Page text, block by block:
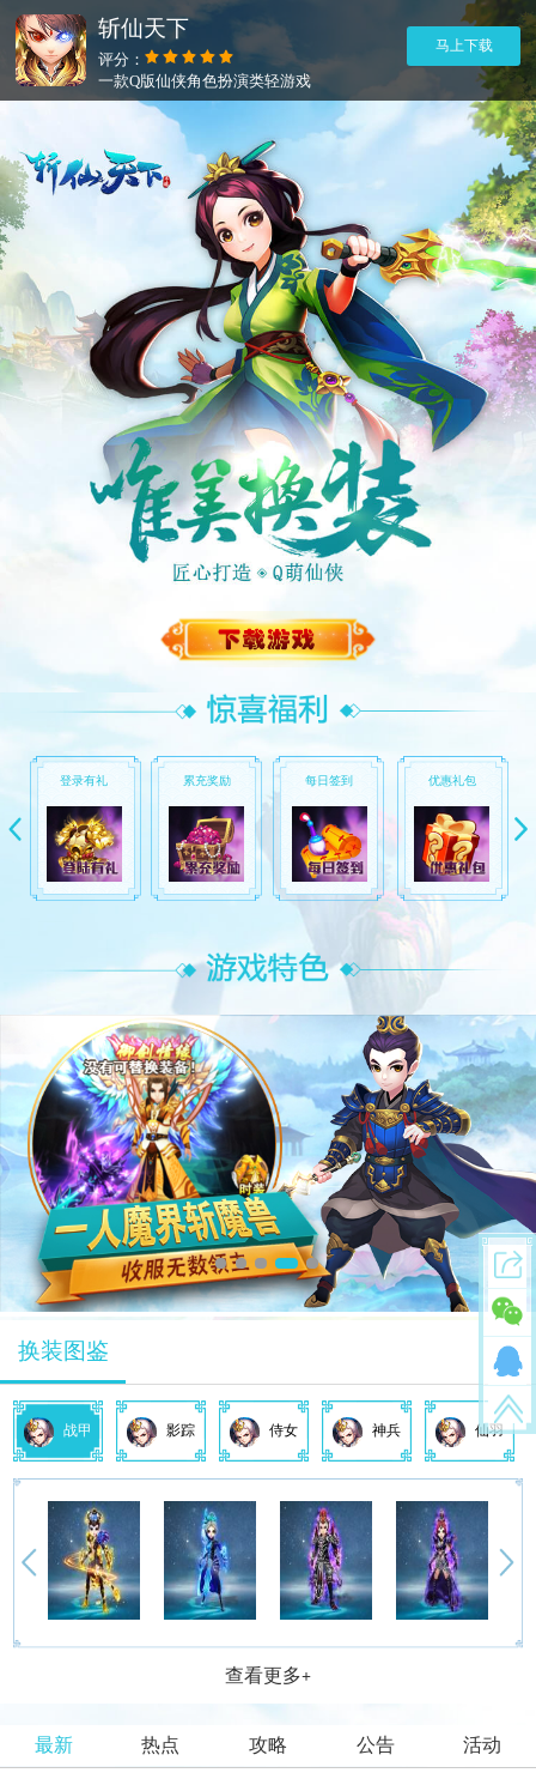
斩仙天下
评分：
一款Q版仙侠角色扮演类轻游戏
马上下载
登录有礼 累充奖励 每日签到 优惠礼包
换装图鉴
战甲 影踪 侍女 神兵 仙羽
查看更多+
最新 热点 攻略 公告 活动